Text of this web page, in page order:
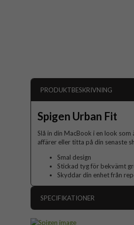
PRODUKTBESKRIVNING
Spigen Urban Fit
Slå in din MacBook i en look
affärer eller titta på din senaste
Smal design
Stickad tyg för bekvämt
Skyddar din enhet från
SPECIFIKATIONER